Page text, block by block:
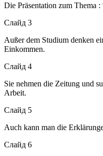
Die Präsentation zum Thema
Слайд 3
Außer dem Studium denken
Einkommen.
Слайд 4
Sie nehmen die Zeitung und
Arbeit.
Слайд 5
Auch kann man die
Слайд 6